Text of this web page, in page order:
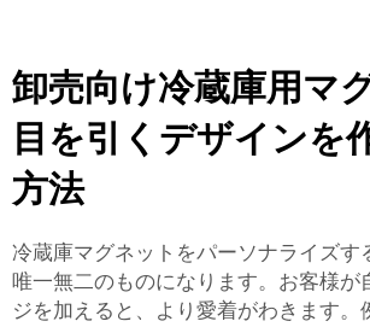
卸売向け冷蔵庫用マ
目を引くデザインを
方法
冷蔵庫マグネットをパーソナライズす
唯一無二のものになります。お客様が
ジを加えると、より愛着がわきます。